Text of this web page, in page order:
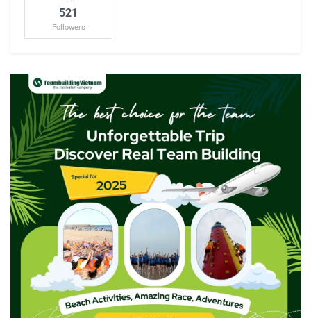
521
Followers